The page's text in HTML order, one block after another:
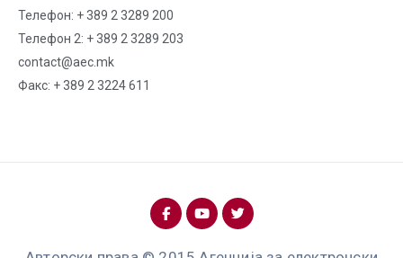
Телефон: + 389 2 3289 200
Телефон 2: + 389 2 3289 203
contact@aec.mk
Факс: + 389 2 3224 611